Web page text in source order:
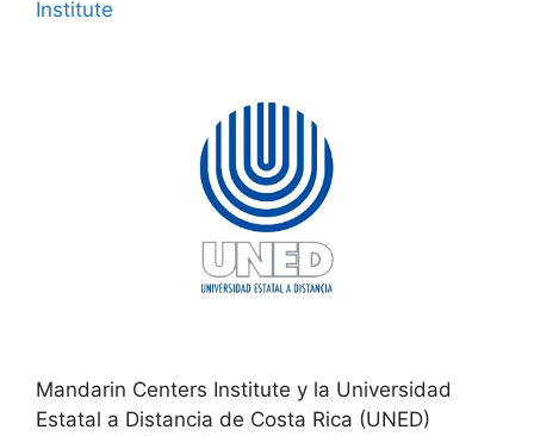
Institute
Mandarin Centers Institute y la Universidad
Estatal a Distancia de Costa Rica (UNED)